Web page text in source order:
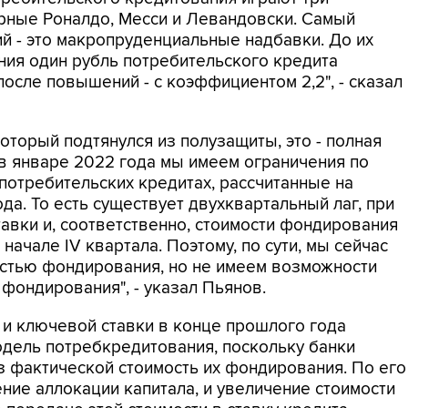
Роналдо, Месси и Левандовски. Самый
- это макропруденциальные надбавки. До их
один рубль потребительского кредита
повышений - с коэффициентом 2,2", - сказал
подтянулся из полузащиты, это - полная
январе 2022 года мы имеем ограничения по
кредитах, рассчитанные на
То есть существует двухквартальный лаг, при
и, соответственно, стоимости фондирования
IV квартала. Поэтому, по сути, мы сейчас
фондирования, но не имеем возможности
- указал Пьянов.
ключевой ставки в конце прошлого года
потребкредитования, поскольку банки
фактической стоимость их фондирования. По его
аллокации капитала, и увеличение стоимости